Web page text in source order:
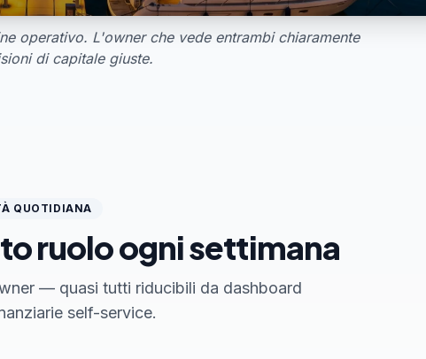
operativo. L'owner che vede entrambi chiaramente
di capitale giuste.
QUOTIDIANA
ruolo ogni settimana
— quasi tutti riducibili da dashboard
self-service.